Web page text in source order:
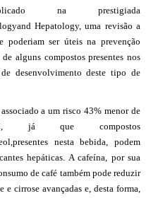
na prestigiada
and Hepatology,uma revisão a
poderiam ser úteis na prevenção
alguns compostos presentes nos
desenvolvimento deste tipo de
a um risco 43% menor de
, já que compostos
,presentes nesta bebida, podem
hepáticas. A cafeína, por sua
de café também pode reduzir
cirrose avançadas e, desta forma,